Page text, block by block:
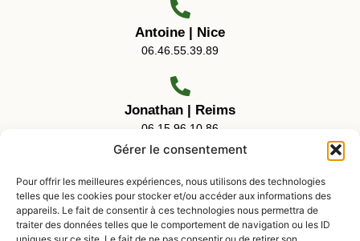
Gérer le consentement
Pour offrir les meilleures expériences, nous utilisons des technologies
telles que les cookies pour stocker et/ou accéder aux informations des
appareils. Le fait de consentir à ces technologies nous permettra de
traiter des données telles que le comportement de navigation ou les ID
Antoine | Nice
06.46.55.39.89
Jonathan | Reims
06.15.96.10.86
Horaires d'ouverture